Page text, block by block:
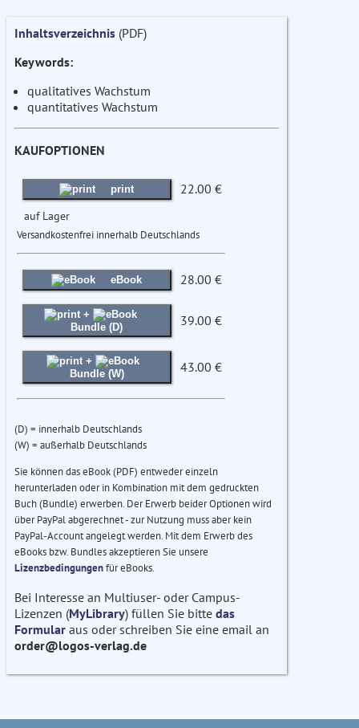
Inhaltsverzeichnis (PDF)
Keywords:
qualitatives Wachstum
quantitatives Wachstum
KAUFOPTIONEN
print 22.00 €
auf Lager
Versandkostenfrei innerhalb Deutschlands
eBook 28.00 €
+
Bundle (D)
39.00 €
+
Bundle (W)
43.00 €
(D) = innerhalb Deutschlands
(W) = außerhalb Deutschlands
Sie können das eBook (PDF) entweder einzeln
herunterladen oder in Kombination mit dem gedruckten
Buch (Bundle) erwerben. Der Erwerb beider Optionen wird
über PayPal abgerechnet - zur Nutzung muss aber kein
PayPal-Account angelegt werden. Mit dem Erwerb des
eBooks bzw. Bundles akzeptieren Sie unsere
Lizenzbedingungenfür eBooks.
Bei Interesse an Multiuser- oder Campus-
Lizenzen (MyLibrary) füllen Sie bitte das
Formular aus oder schreiben Sie eine email an
order@logos-verlag.de